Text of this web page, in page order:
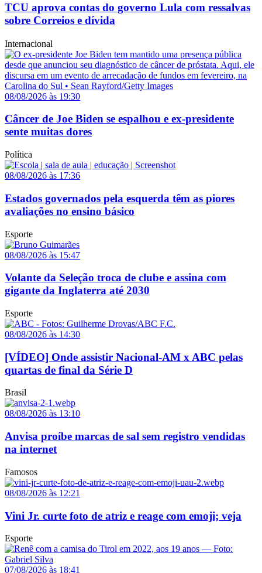
TCU aprova contas do governo Lula com ressalvas
sobre Correios e dívida
Internacional
08/08/2026 às 19:30
Câncer de Joe Biden se espalhou e ex-presidente
sente muitas dores
Política
08/08/2026 às 17:36
Estados governados pela esquerda têm as piores
avaliações no ensino básico
Esporte
08/08/2026 às 15:47
Volante da Seleção troca de clube e assina com
gigante da Inglaterra até 2030
Esporte
08/08/2026 às 14:30
[VÍDEO] Onde assistir Nacional-AM x ABC pelas
quartas de final da Série D
Brasil
08/08/2026 às 13:10
Anvisa proíbe marcas de sal sem registro vendidas
na internet
Famosos
08/08/2026 às 12:21
Vini Jr. curte foto de atriz e reage com emoji; veja
Esporte
07/08/2026 às 18:41